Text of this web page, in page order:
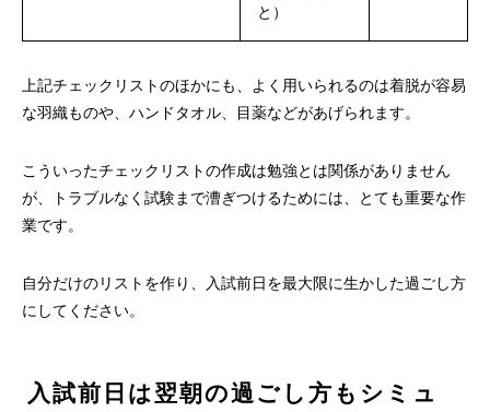
と）
上記チェックリストのほかにも、よく用いられるのは着脱が容易
な羽織ものや、ハンドタオル、目薬などがあげられます。
こういったチェックリストの作成は勉強とは関係がありません
が、トラブルなく試験まで漕ぎつけるためには、とても重要な作
業です。
自分だけのリストを作り、入試前日を最大限に生かした過ごし方
にしてください。
入試前日は翌朝の過ごし方もシミュ